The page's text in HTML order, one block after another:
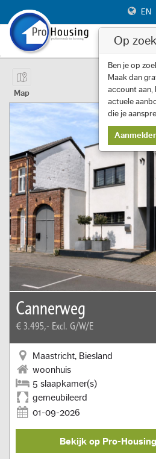
EN
Pagina 1 van 14 Item 1 tot 10 van 133
Map
First
Cannerweg
€ 3.495,- Excl. G/W/E
Maastricht, Biesland
woonhuis
5 slaapkamer(s)
gemeubileerd
01-09-2026
Bekijk op Pro-
Op
Ben je op
Maak dan
account aan,
actuele
die je